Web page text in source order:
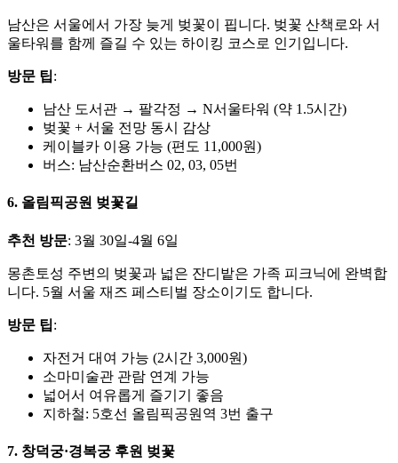
남산은 서울에서 가장 늦게 벚꽃이 핍니다. 벚꽃 산책로와 서
울타워를 함께 즐길 수 있는 하이킹 코스로 인기입니다.
방문 팁:
남산 도서관 → 팔각정 → N서울타워 (약 1.5시간)
벚꽃 + 서울 전망 동시 감상
케이블카 이용 가능 (편도 11,000원)
버스: 남산순환버스 02, 03, 05번
6. 올림픽공원 벚꽃길
추천 방문: 3월 30일-4월 6일
몽촌토성 주변의 벚꽃과 넓은 잔디밭은 가족 피크닉에 완벽합
니다. 5월 서울 재즈 페스티벌 장소이기도 합니다.
방문 팁:
자전거 대여 가능 (2시간 3,000원)
소마미술관 관람 연계 가능
넓어서 여유롭게 즐기기 좋음
지하철: 5호선 올림픽공원역 3번 출구
7. 창덕궁·경복궁 후원 벚꽃